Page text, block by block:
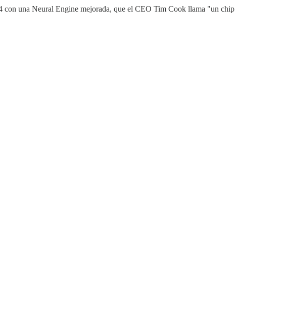
con una Neural Engine mejorada, que el CEO Tim Cook llama "un chip